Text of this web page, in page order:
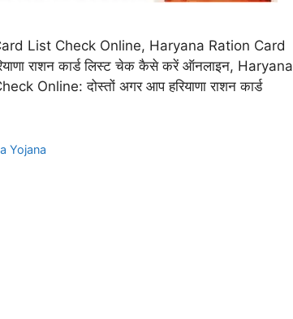
List Check Online, Haryana Ration Card
राशन कार्ड लिस्ट चेक कैसे करें ऑनलाइन, Haryana
Online: दोस्तों अगर आप हरियाणा राशन कार्ड
Yojana